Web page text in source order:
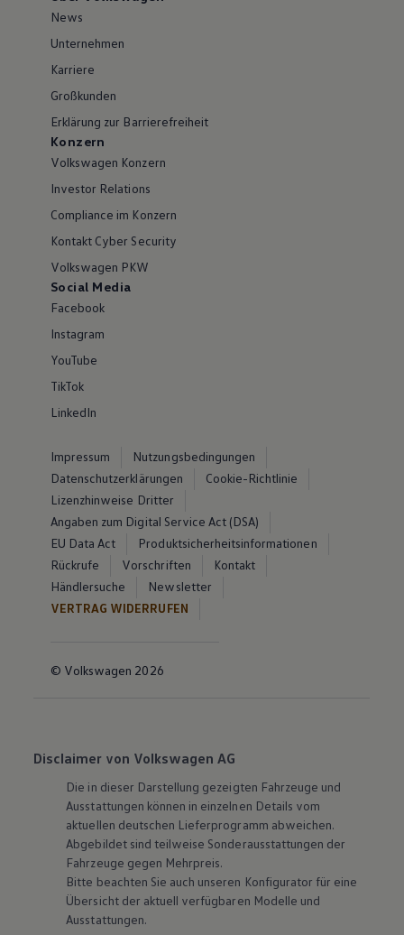
News
Unternehmen
Karriere
Großkunden
Erklärung zur Barrierefreiheit
Konzern
Volkswagen Konzern
Investor Relations
Compliance im Konzern
Kontakt Cyber Security
Volkswagen PKW
Social Media
Facebook
Instagram
YouTube
TikTok
LinkedIn
Impressum
Nutzungsbedingungen
Datenschutzerklärungen
Cookie-Richtlinie
Lizenzhinweise Dritter
Angaben zum Digital Service Act (DSA)
EU Data Act
Produktsicherheitsinformationen
Rückrufe
Vorschriften
Kontakt
Händlersuche
Newsletter
VERTRAG WIDERRUFEN
© Volkswagen 2026
Disclaimer von Volkswagen AG
Die in dieser Darstellung gezeigten Fahrzeuge und
Ausstattungen können in einzelnen Details vom
aktuellen deutschen Lieferprogramm abweichen.
Abgebildet sind teilweise Sonderausstattungen der
Fahrzeuge gegen Mehrpreis.
Bitte beachten Sie auch unseren Konfigurator für eine
Übersicht der aktuell verfügbaren Modelle und
Ausstattungen.